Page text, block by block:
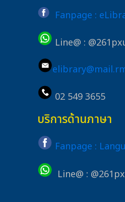
Fanpage :
Line@ :
02 549 3655
บริการด้านภาษา
Fanpage :
Line@ :